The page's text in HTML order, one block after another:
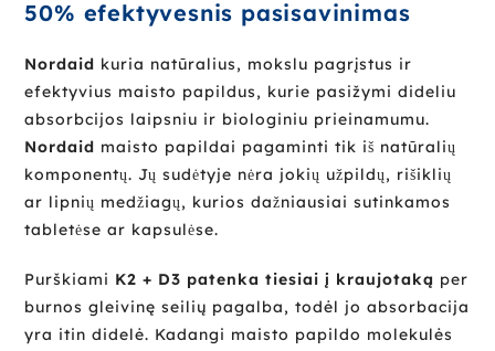
50% efektyvesnis pasisavinimas
Nordaid kuria natūralius, mokslu pagrįstus ir
efektyvius maisto papildus, kurie pasižymi dideliu
absorbcijos laipsniu ir biologiniu prieinamumu.
Nordaid maisto papildai pagaminti tik iš natūralių
komponentų. Jų sudėtyje nėra jokių užpildų, rišiklių
ar lipnių medžiagų, kurios dažniausiai sutinkamos
tabletėse ar kapsulėse.
Purškiami K2 + D3 patenka tiesiai į kraujotaką per
burnos gleivinę seilių pagalba, todėl jo absorbacija
yra itin didelė. Kadangi maisto papildo molekulės